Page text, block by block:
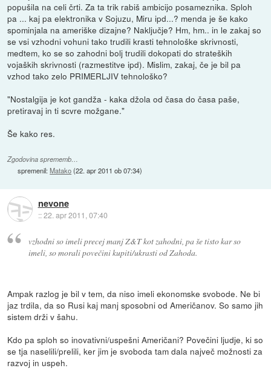
popušila na celi črti. Za ta trik rabiš ambicijo posameznika. Sploh
pa ... kaj pa elektronika v Sojuzu, Miru ipd...? menda je še kako
spominjala na ameriške dizajne? Naključje? Hm, hm.. in le zakaj so
se vsi vzhodni vohuni tako trudili krasti tehnološke skrivnosti,
medtem, ko se so zahodni bolj trudili dokopati do strateških
vojaških skrivnosti (razmestitve ipd). Mislim, zakaj, če je bil pa
vzhod tako zelo PRIMERLJIV tehnološko?
"Nostalgija je kot gandža - kaka džola od časa do časa paše,
pretiravaj in ti scvre možgane."
Še kako res.
Zgodovina sprememb…
spremenil:Matako(22. apr 2011 ob 07:34)
nevone
::22. apr 2011, 07:40
vzhodni so imeli precej manj Z&T kot zahodni, pa še tisto kar so
imeli, so morali povečini kupiti/ukrasti od Zahoda.
Ampak razlog je bil v tem, da niso imeli ekonomske svobode. Ne bi
jaz trdila, da so Rusi kaj manj sposobni od Američanov. So samo jih
sistem drži v šahu.
Kdo pa sploh so inovativni/uspešni Američani? Povečini ljudje, ki so
se tja naselili/prelili, ker jim je svoboda tam dala največ možnosti za
razvoj in uspeh.